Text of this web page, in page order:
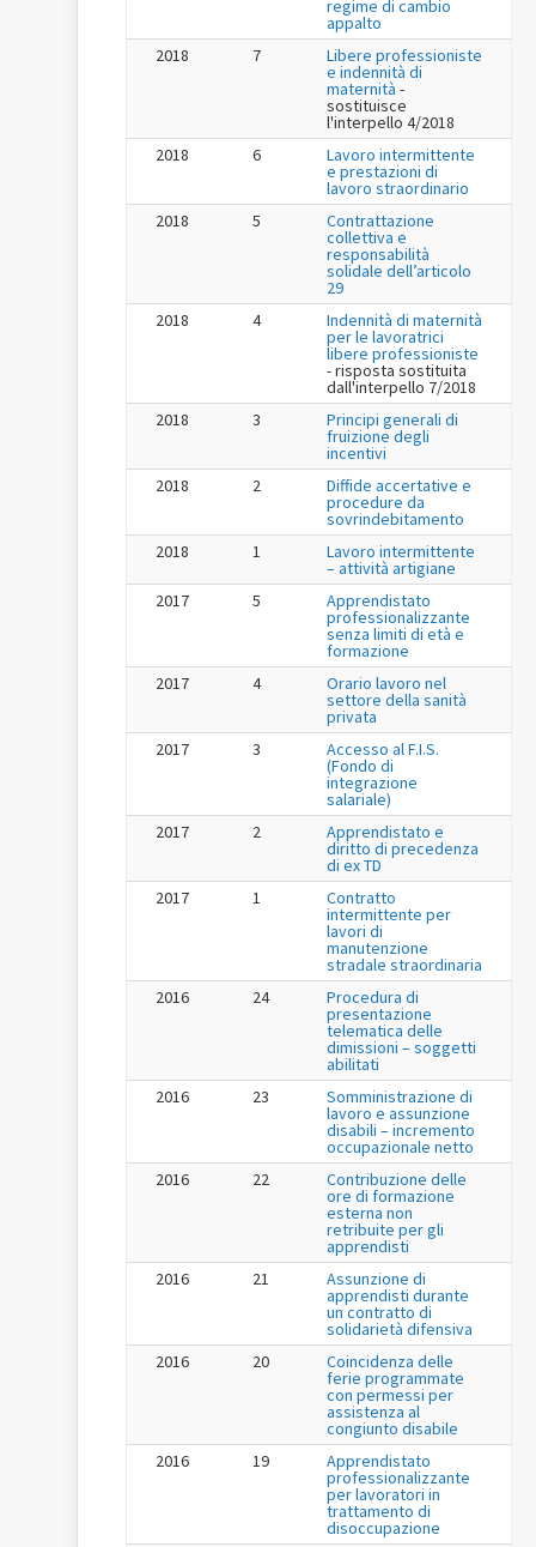
regime di cambio
appalto
2018
7 Libere professioniste
e indennità di
maternità -
sostituisce
l'interpello 4/2018
2018
6 Lavoro intermittente
e prestazioni di
lavoro straordinario
2018
5 Contrattazione
collettiva e
responsabilità
solidale dell’articolo
29
2018
4 Indennità di maternità
per le lavoratrici
libere professioniste
- risposta sostituita
dall'interpello 7/2018
2018
3 Principi generali di
fruizione degli
incentivi
2018
2 Diffide accertative e
procedure da
sovrindebitamento
2018
1 Lavoro intermittente
– attività artigiane
2017
5 Apprendistato
professionalizzante
senza limiti di età e
formazione
2017
4 Orario lavoro nel
settore della sanità
privata
2017
3 Accesso al F.I.S.
(Fondo di
integrazione
salariale)
2017
2 Apprendistato e
diritto di precedenza
di ex TD
2017
1 Contratto
intermittente per
lavori di
manutenzione
stradale straordinaria
2016
24 Procedura di
presentazione
telematica delle
dimissioni – soggetti
abilitati
2016
23 Somministrazione di
lavoro e assunzione
disabili – incremento
occupazionale netto
2016
22 Contribuzione delle
ore di formazione
esterna non
retribuite per gli
apprendisti
2016
21 Assunzione di
apprendisti durante
un contratto di
solidarietà difensiva
2016
20 Coincidenza delle
ferie programmate
con permessi per
assistenza al
congiunto disabile
2016
19 Apprendistato
professionalizzante
per lavoratori in
trattamento di
disoccupazione